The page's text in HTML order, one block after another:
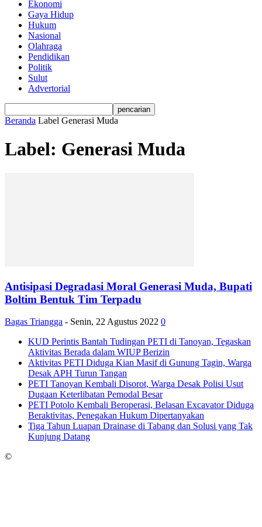
Ekonomi
Gaya Hidup
Hukum
Nasional
Olahraga
Pendidikan
Politik
Sulut
Advertorial
Beranda Label Generasi Muda
Label: Generasi Muda
Antisipasi Degradasi Moral Generasi Muda, Bupati
Boltim Bentuk Tim Terpadu
Bagas Triangga - Senin, 22 Agustus 2022 0
KUD Perintis Bantah Tudingan PETI di Tanoyan, Tegaskan
Aktivitas Berada dalam WIUP Berizin
Aktivitas PETI Diduga Kian Masif di Gunung Tagin, Warga
Desak APH Turun Tangan
PETI Tanoyan Kembali Disorot, Warga Desak Polisi Usut
Dugaan Keterlibatan Pemodal Besar
PETI Potolo Kembali Beroperasi, Belasan Excavator Diduga
Beraktivitas, Penegakan Hukum Dipertanyakan
Tiga Tahun Luapan Drainase di Tabang dan Solusi yang Tak
Kunjung Datang
©